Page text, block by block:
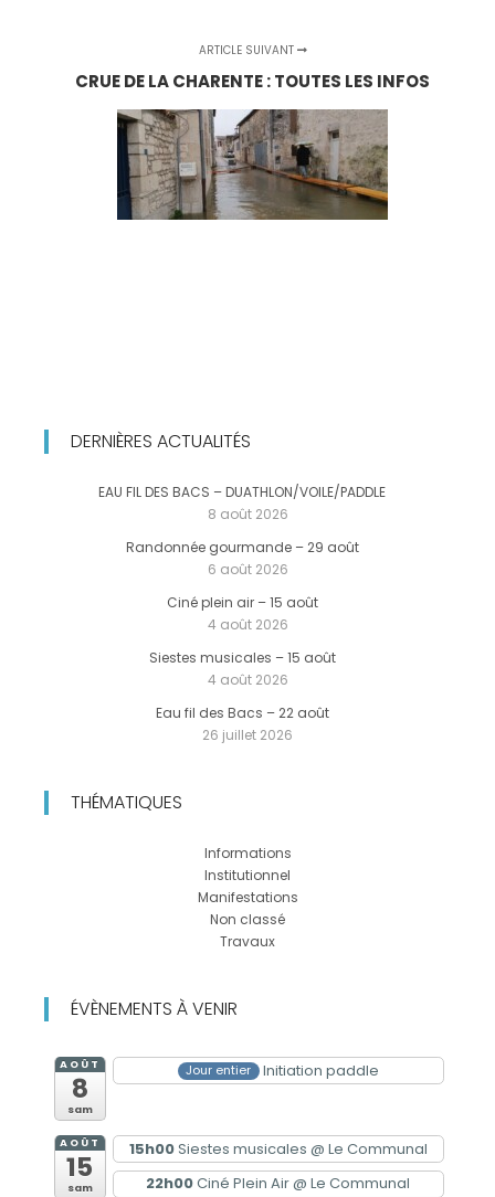
ARTICLE SUIVANT
CRUE DE LA CHARENTE : TOUTES LES INFOS
DERNIÈRES ACTUALITÉS
EAU FIL DES BACS – DUATHLON/VOILE/PADDLE
8 août 2026
Randonnée gourmande – 29 août
6 août 2026
Ciné plein air – 15 août
4 août 2026
Siestes musicales – 15 août
4 août 2026
Eau fil des Bacs – 22 août
26 juillet 2026
THÉMATIQUES
Informations
Institutionnel
Manifestations
Non classé
Travaux
ÉVÈNEMENTS À VENIR
AOÛT
8
sam
Jour entier Initiation paddle
AOÛT
15
sam
15h00Siestes musicales @ Le Communal
22h00Ciné Plein Air @ Le Communal